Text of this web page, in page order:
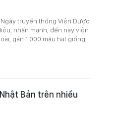
truyền thống Viện Dược
nhấn mạnh, đến nay viện
gần 1.000 mẫu hạt giống
Bản trên nhiều